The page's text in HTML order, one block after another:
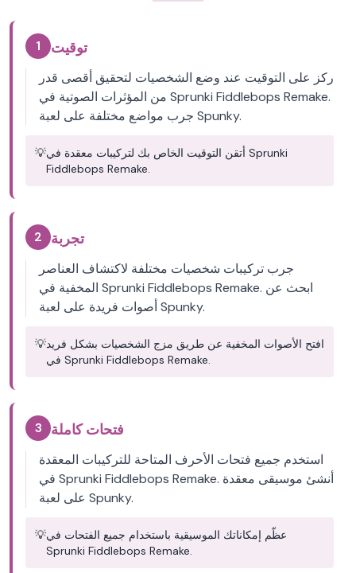
1 توقيت
ركز على التوقيت عند وضع الشخصيات لتحقيق أقصى قدر
من المؤثرات الصوتية في Sprunki Fiddlebops Remake.
جرب مواضع مختلفة على لعبة Spunky.
💡أتقن التوقيت الخاص بك لتركيبات معقدة في Sprunki
Fiddlebops Remake.
2 تجربة
جرب تركيبات شخصيات مختلفة لاكتشاف العناصر
المخفية في Sprunki Fiddlebops Remake. ابحث عن
أصوات فريدة على لعبة Spunky.
💡افتح الأصوات المخفية عن طريق مزج الشخصيات بشكل فريد
في Sprunki Fiddlebops Remake.
3 فتحات كاملة
استخدم جميع فتحات الأحرف المتاحة للتركيبات المعقدة
في Sprunki Fiddlebops Remake. أنشئ موسيقى معقدة
على لعبة Spunky.
💡عظّم إمكاناتك الموسيقية باستخدام جميع الفتحات في
Sprunki Fiddlebops Remake.